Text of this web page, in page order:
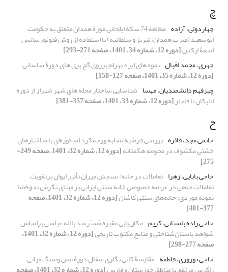
چ
چهاردولی، آزاده مطالعۀ 74 سکۀ ایلخانی موزۀ همدان متعلق به حکومت
ابوسعید (ضرب همدان، تبریز و سلطانیه) با استفاده از روش فلوئورسانس
اشعۀ ایکس[دوره 12، شماره 34، 1401، صفحه 271-293]
چهری، محمد اقبال نمودهای ایزد بهرام برروی گچ بری های دورۀ ساسانی
[دوره 12، شماره 35، 1401، صفحه 127-158]
چیزفهم دانشمندیان، مهسا شناسایی ساختار محله های شهر شیراز از دوره
اتابکان تا قاجار[دوره 12، شماره 33، 1401، صفحه 357-381]
ح
حاتمی مجد، فائزه بررسی فرضیه تشابه ورجمکرد اسطوره‌ای با ساختارهای
خشتی مکشوف در محوطه هگمتانه [دوره 12، شماره 32، 1401، صفحه 249-
275]
حاجی بابایی، زهرا تعاملات در خانه: سنجش میزان تأثیر ایوان برتقویت
تعاملات جمعی در عرصه خصوصی خانه سنتی ایرانی بر مبنای نگرش نحو فضا
نمونه موردی: خانه‌های سنتی کاشان [دوره 12، شماره 32، 1401، صفحه
377-401]
حاجی زاده باستانی، کریم مکان‌یابی مقبره مُستَرشِد بالله عباسی براساس
شواهد باستان‌شناختی و منابع مکتوب تاریخی [دوره 12، شماره 32، 1401،
صفحه 277-298]
حاجی نوروزی، فاطمه مقایسۀ کانی نگاری سفال دورۀ مس وسنگ میانی